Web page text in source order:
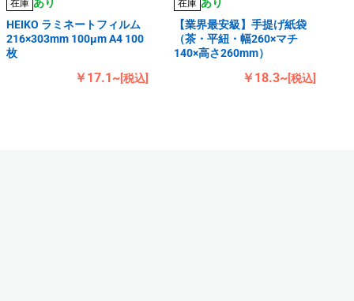
在庫
HEIKO ラミネートフィルム
216×303mm 100μm A4 100
枚
￥17.1~[税込]
在庫
【業界最安級】手提げ紙袋
（茶・平紐・幅260×マチ
140×高さ260mm）
￥18.3~[税込]